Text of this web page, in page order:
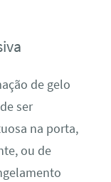
de gelo
ser
na porta,
ou de